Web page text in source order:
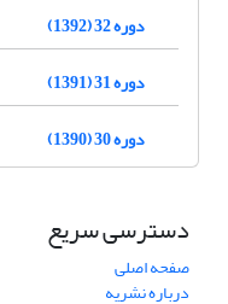
دوره 32 (1392)
دوره 31 (1391)
دوره 30 (1390)
دسترسی سریع
صفحه اصلی
درباره نشریه